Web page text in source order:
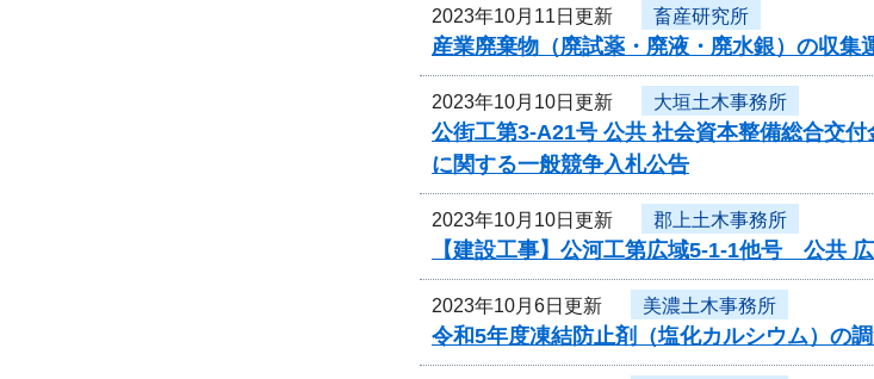
2023年10月11日更新 畜産研究所
産業廃棄物（廃試薬・廃液・廃水銀）の収
2023年10月10日更新 大垣土木事務所
公街工第3-A21号 公共 社会資本整備総合交
に関する一般競争入札公告
2023年10月10日更新 郡上土木事務所
【建設工事】公河工第広域5-1-1他号 公共
2023年10月6日更新 美濃土木事務所
令和5年度凍結防止剤（塩化カルシウム）の